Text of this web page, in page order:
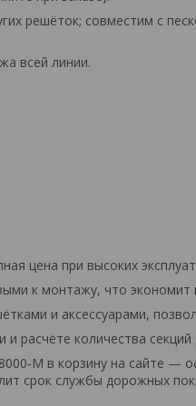
решёток; совместим с
всей линии.
цена при высоких
к монтажу, что экономит
и аксессуарами,
расчёте количества секций
в корзину на сайте —
срок службы дорожных